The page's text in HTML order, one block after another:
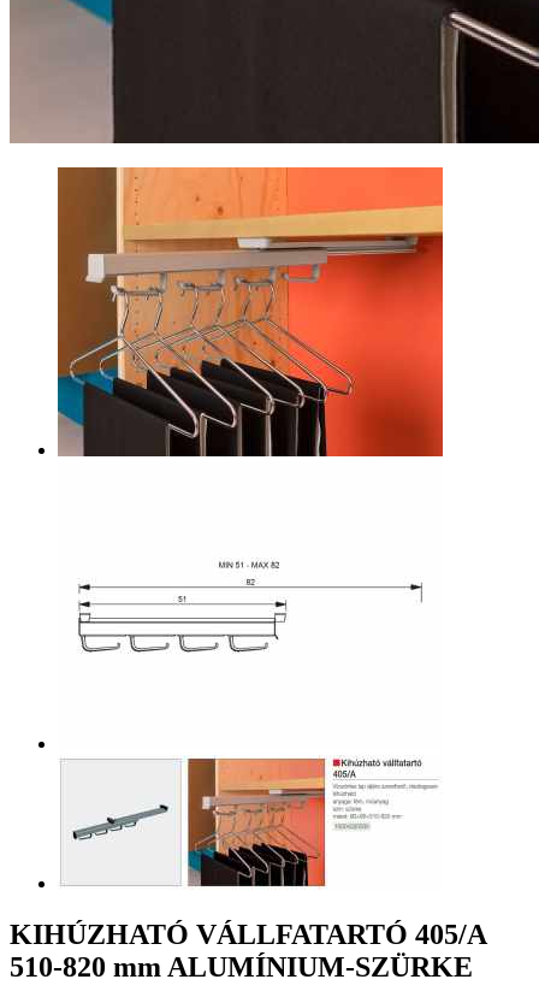
KIHÚZHATÓ VÁLLFATARTÓ 405/A
510-820 mm ALUMÍNIUM-SZÜRKE